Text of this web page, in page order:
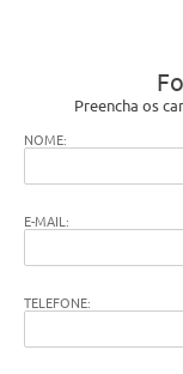
Preencha os
NOME:
E-MAIL:
TELEFONE: